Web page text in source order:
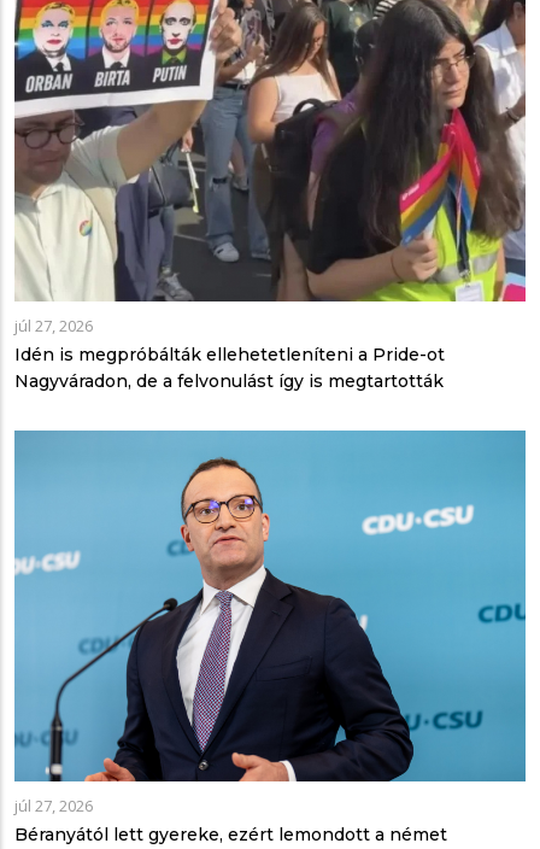
júl 27, 2026
Idén is megpróbálták ellehetetleníteni a Pride-ot
Nagyváradon, de a felvonulást így is megtartották
júl 27, 2026
Béranyától lett gyereke, ezért lemondott a német